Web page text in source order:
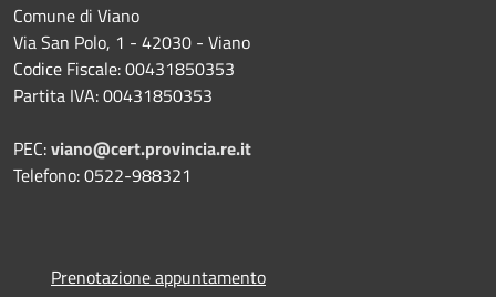
Comune di Viano
Via San Polo, 1 - 42030 - Viano
Codice Fiscale: 00431850353
Partita IVA: 00431850353
PEC:viano@cert.provincia.re.it
Telefono: 0522-988321
Prenotazione appuntamento